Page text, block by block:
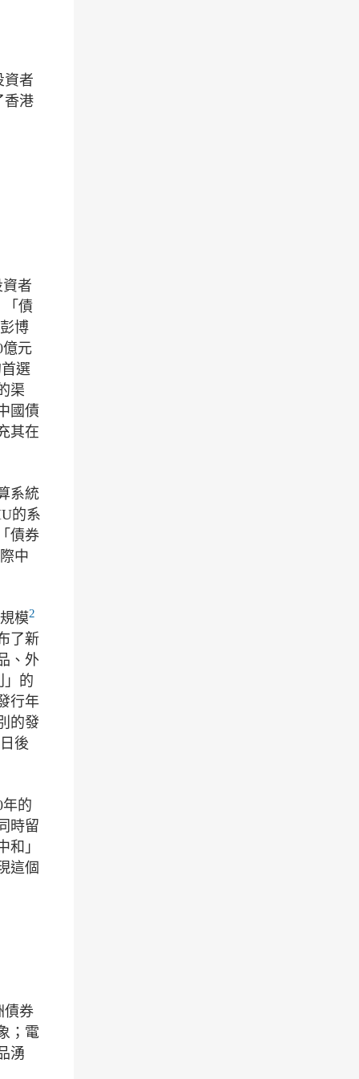
資者
香港
者
「債
博
億元
選
渠
國債
其在
系統
的系
債券
中
模2
了新
、外
」的
行年
的發
後
的
時留
」
這個
債券
；電
湧